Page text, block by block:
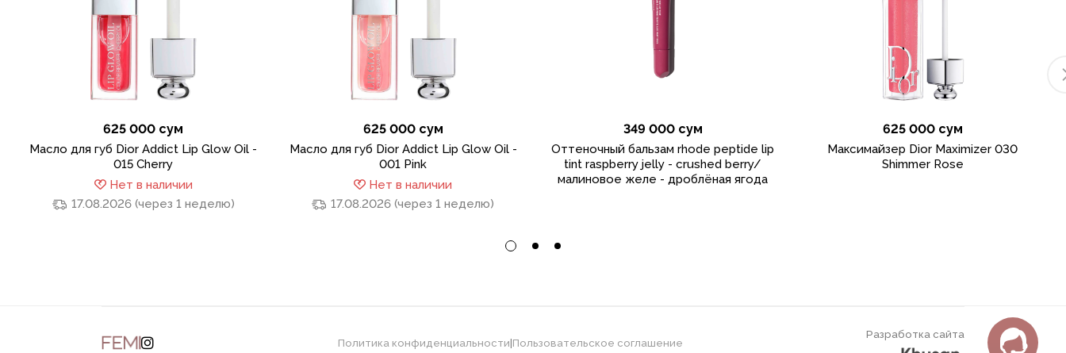
625 000 сум
Масло для губ Dior Addict Lip Glow Oil -
015 Cherry
Нет в наличии
17.08.2026 (через 1 неделю)
625 000 сум
Масло для губ Dior Addict Lip Glow Oil -
001 Pink
Нет в наличии
17.08.2026 (через 1 неделю)
349 000 сум
Оттеночный бальзам rhode peptide lip
tint raspberry jelly - crushed berry/
малиновое желе - дроблёная ягода
625 000 сум
Максимайзер Dior Maximizer 030
Shimmer Rose
Политика конфиденциальности Пользовательское соглашение
Разработка сайта